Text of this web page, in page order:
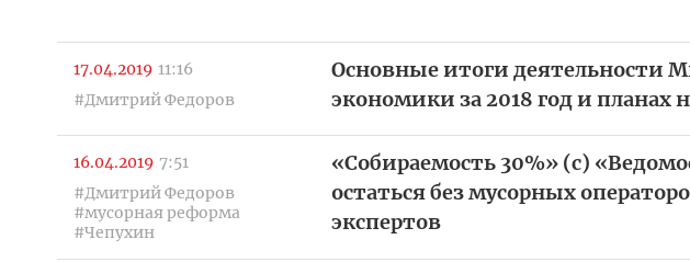
17.04.2019 11:16
#Дмитрий Федоров
Основные итоги деятельности
экономики за 2018 год и планах
16.04.2019 7:51
#Дмитрий Федоров
#мусорная реформа
#Чепухин
«Собираемость 30%» (с)
остаться без мусорных
экспертов